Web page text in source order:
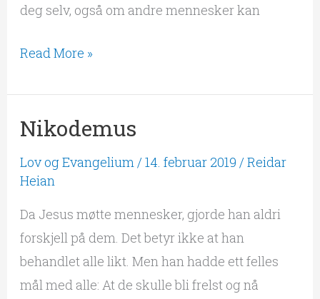
deg selv, også om andre mennesker kan
Read More »
Nikodemus
Lov og Evangelium/14. februar 2019 /Reidar
Heian
Da Jesus møtte mennesker, gjorde han aldri
forskjell på dem. Det betyr ikke at han
behandlet alle likt. Men han hadde ett felles
mål med alle: At de skulle bli frelst og nå
Nikodemus